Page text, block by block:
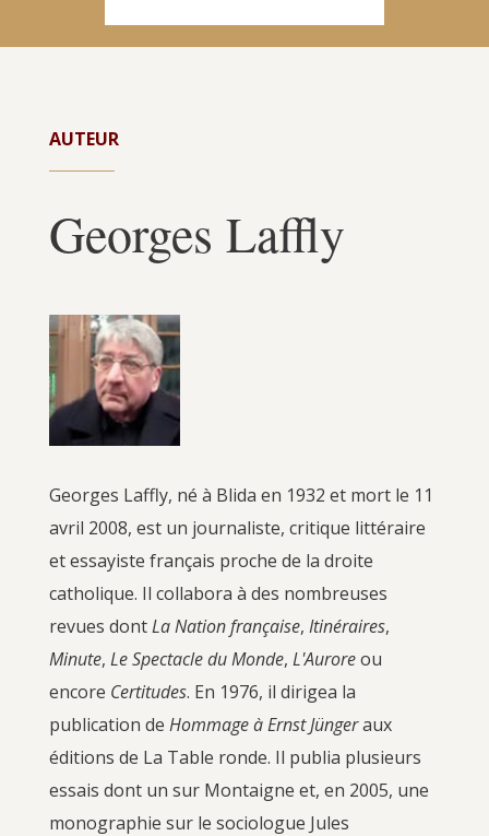
AUTEUR
Georges Laffly
Georges Laffly, né à Blida en 1932 et mort le 11
avril 2008, est un journaliste, critique littéraire
et essayiste français proche de la droite
catholique. Il collabora à des nombreuses
revues dontLa Nation française, Itinéraires,
Minute, Le Spectacle du Monde, L'Auroreou
encore Certitudes. En 1976, il dirigea la
publication de Hommage à Ernst Jüngeraux
éditions de La Table ronde. Il publia plusieurs
essais dont un sur Montaigne et, en 2005, une
monographie sur le sociologue Jules